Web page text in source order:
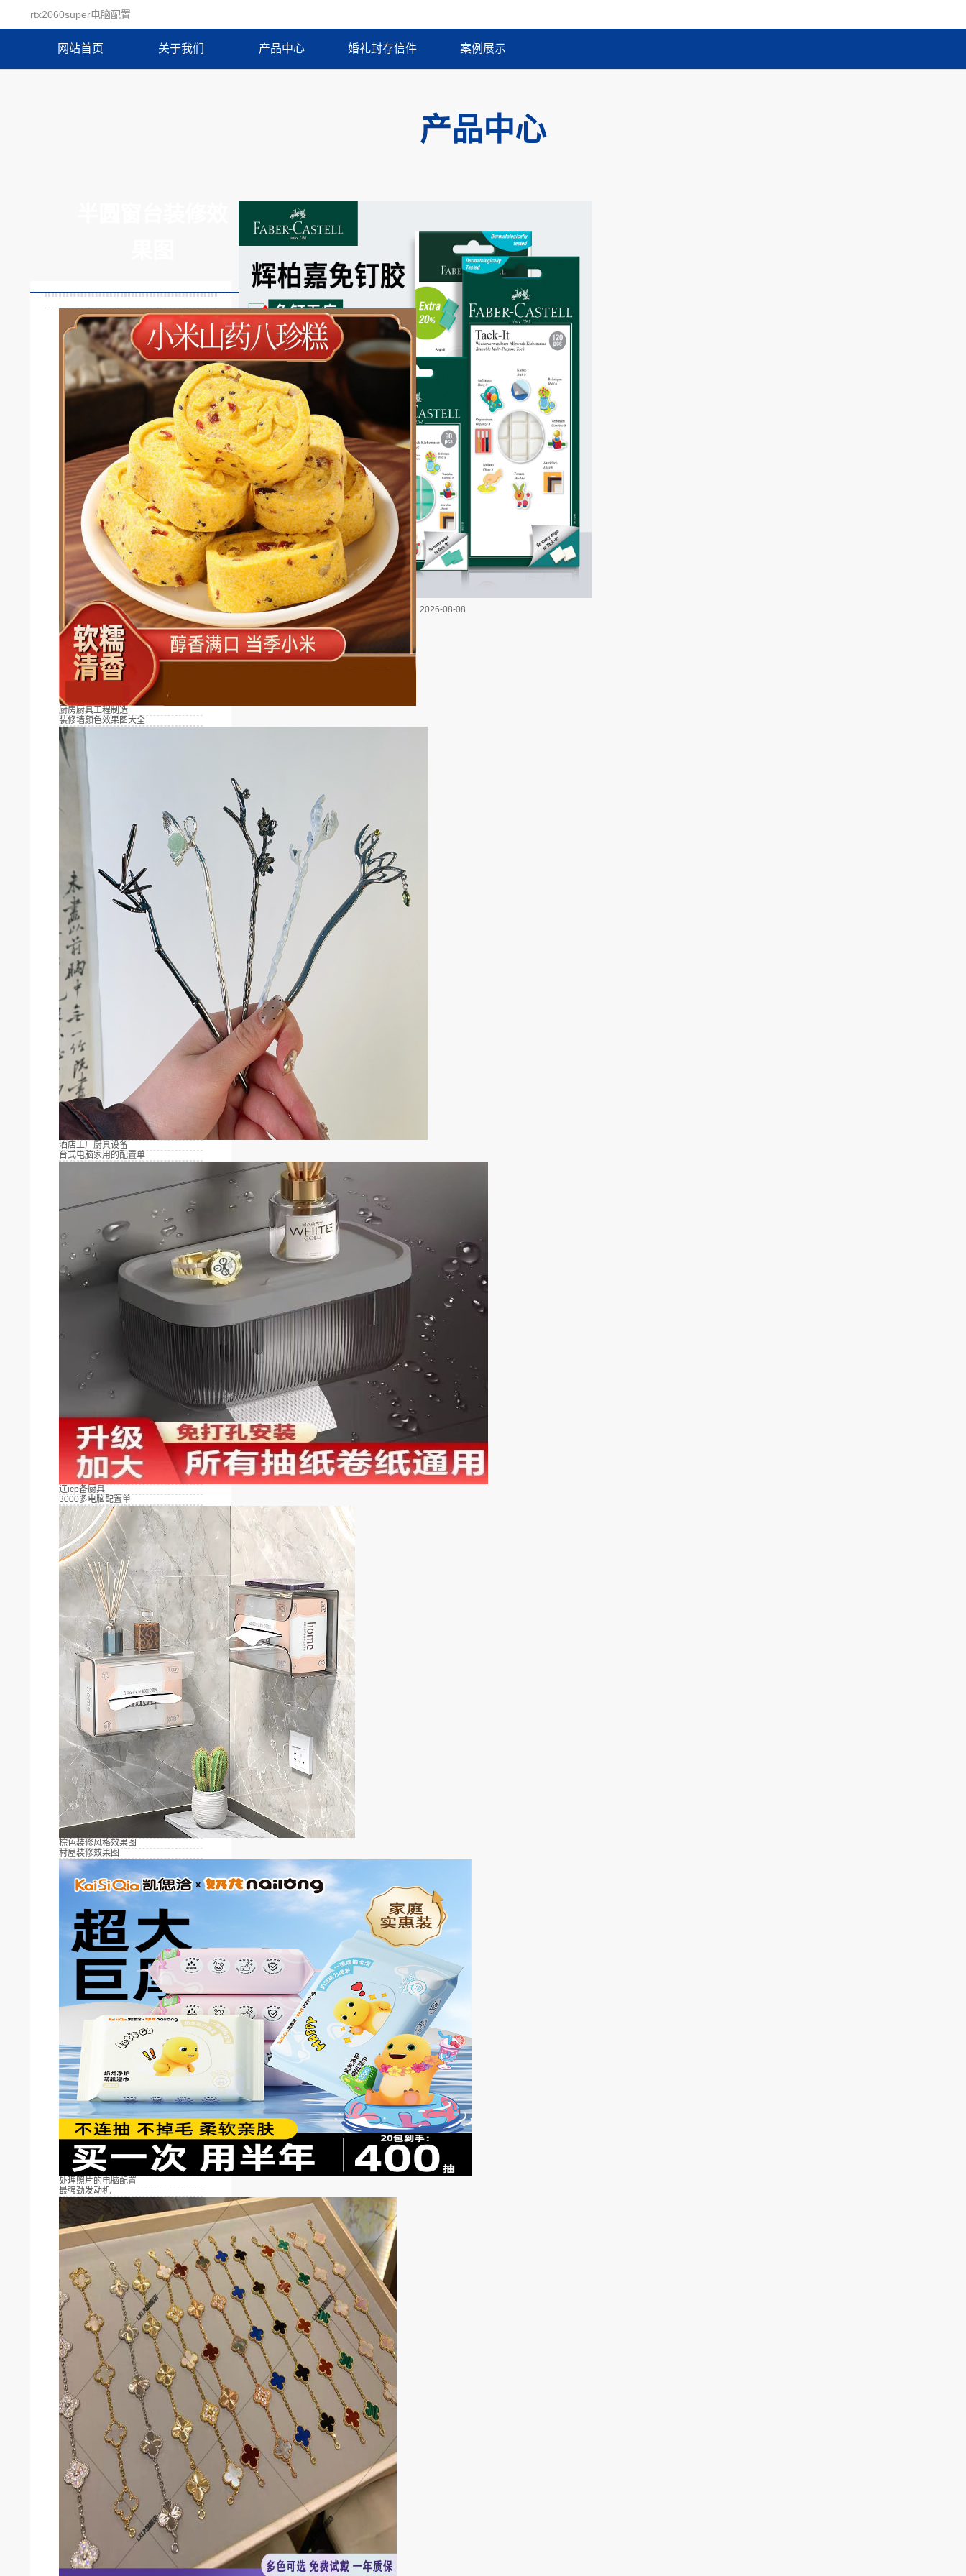
rtx2060super电脑配置
网站首页 关于我们 产品中心 婚礼封存信件 案例展示
产品中心
厨房厨具工程制造
装修墙颜色效果图大全
酒店工厂厨具设备
台式电脑家用的配置单
辽icp备厨具
3000多电脑配置单
棕色装修风格效果图
村屋装修效果图
处理照片的电脑配置
最强劲发动机
2026-08-08